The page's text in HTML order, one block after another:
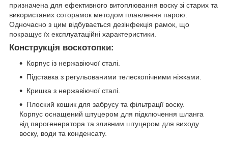
призначена для ефективного витоплювання воску зі старих та
використаних соторамок методом плавлення парою.
Одночасно з цим відбувається дезінфекція рамок, що
покращує їх експлуатаційні характеристики.
Конструкція воскотопки:
Корпус із нержавіючої сталі.
Підставка з регульованими телескопічними ніжками.
Кришка з нержавіючої сталі.
Плоский кошик для забрусу та фільтрації воску.
Корпус оснащений штуцером для підключення шланга
від парогенератора та зливним штуцером для виходу
воску, води та конденсату.